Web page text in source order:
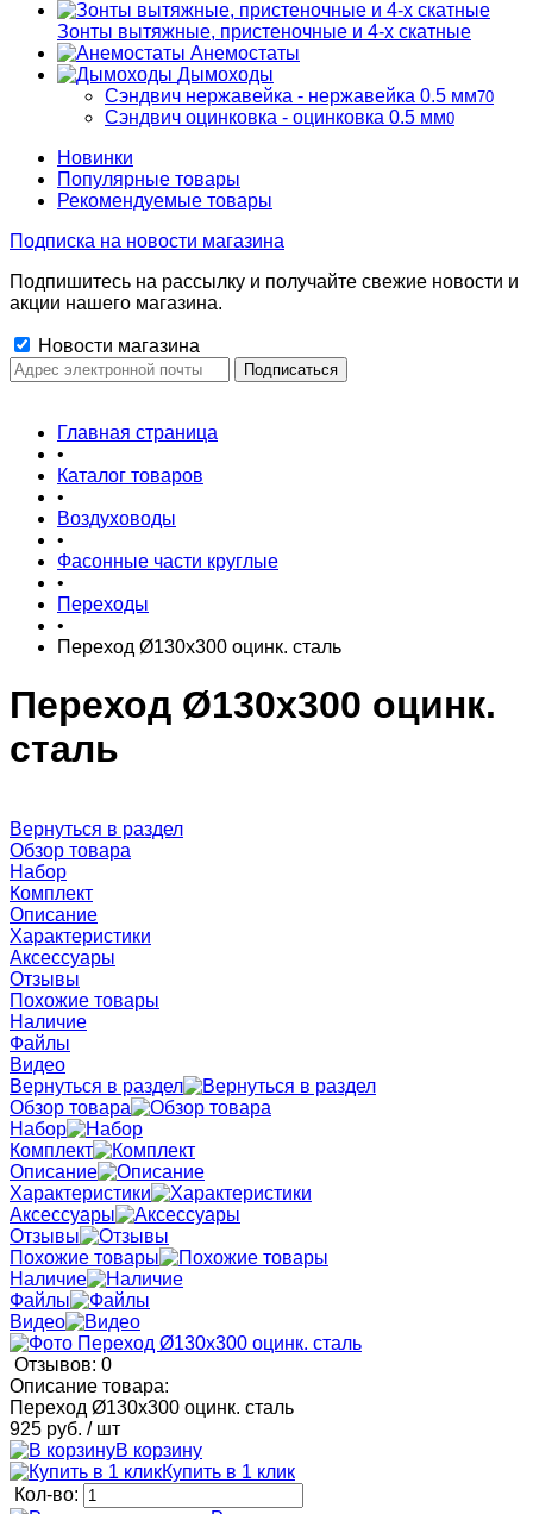
Зонты вытяжные, пристеночные и 4-х скатные
Анемостаты
Дымоходы
Сэндвич нержавейка - нержавейка 0.5 мм70
Сэндвич оцинковка - оцинковка 0.5 мм0
Новинки
Популярные товары
Рекомендуемые товары
Подписка на новости магазина
Подпишитесь на рассылку и получайте свежие новости и
акции нашего магазина.
Новости магазина
Главная страница
•
Каталог товаров
•
Воздуховоды
•
Фасонные части круглые
•
Переходы
•
Переход Ø130x300 оцинк. сталь
Переход Ø130x300 оцинк.
сталь
Вернуться в раздел
Обзор товара
Набор
Комплект
Описание
Характеристики
Аксессуары
Отзывы
Похожие товары
Наличие
Файлы
Видео
Вернуться в раздел
Обзор товара
Набор
Комплект
Описание
Характеристики
Аксессуары
Отзывы
Похожие товары
Наличие
Файлы
Видео
Отзывов: 0
Описание товара:
Переход Ø130x300 оцинк. сталь
925 руб. / шт
В корзину
Купить в 1 клик
Кол-во: